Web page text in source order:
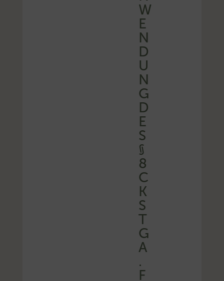
W
E
N
D
U
N
G
D
E
S
§
8
C
K
S
T
G
A
.
F